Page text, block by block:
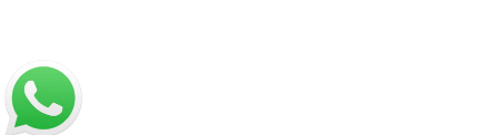
Sobre despachos
Contacto